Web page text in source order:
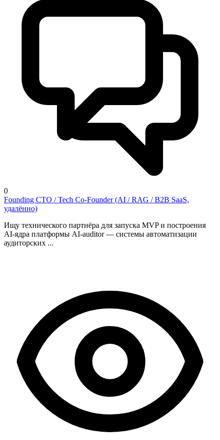
0
Founding CTO / Tech Co-Founder (AI / RAG / B2B SaaS,
удалённо)
Ищу технического партнёра для запуска MVP и построения
AI-ядра платформы AI-auditor — системы автоматизации
аудиторских ...